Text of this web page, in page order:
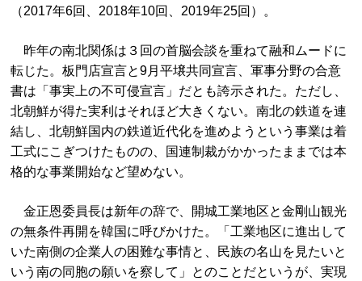
（2017年6回、2018年10回、2019年25回）。
昨年の南北関係は３回の首脳会談を重ねて融和ムードに
転じた。板門店宣言と9月平壌共同宣言、軍事分野の合意
書は「事実上の不可侵宣言」だとも誇示された。ただし、
北朝鮮が得た実利はそれほど大きくない。南北の鉄道を連
結し、北朝鮮国内の鉄道近代化を進めようという事業は着
工式にこぎつけたものの、国連制裁がかかったままでは本
格的な事業開始など望めない。
金正恩委員長は新年の辞で、開城工業地区と金剛山観光
の無条件再開を韓国に呼びかけた。「工業地区に進出して
いた南側の企業人の困難な事情と、民族の名山を見たいと
いう南の同胞の願いを察して」とのことだというが、実現